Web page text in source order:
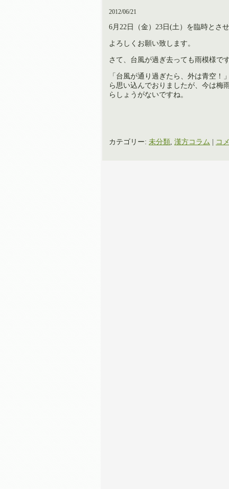
2012/06/21
6月22日（金）23日(土）を臨時とさ
よろしくお願い致します。
さて、台風が過ぎ去っても雨模様です
「台風が通り過ぎたら、外は青空！
ら思い込んでおりましたが、今は梅
らしょうがないですね。
カテゴリー: 未分類 漢方コラム コ